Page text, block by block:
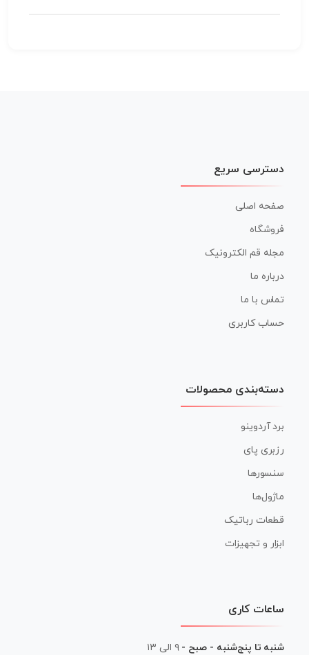
دسترسی سریع
صفحه اصلی
فروشگاه
مجله قم الکترونیک
درباره ما
تماس با ما
حساب کاربری
دسته‌بندی محصولات
برد آردوینو
رزبری پای
سنسورها
ماژول‌ها
قطعات رباتیک
ابزار و تجهیزات
ساعات کاری
شنبه تا پنج‌شنبه - صبح - ۹ الی ۱۳